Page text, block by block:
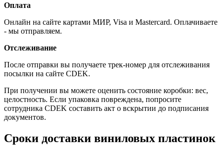
Оплата
Онлайн на сайте картами МИР, Visa и Mastercard. Оплачиваете
- мы отправляем.
Отслеживание
После отправки вы получаете трек-номер для отслеживания
посылки на сайте CDEK.
При получении вы можете оценить состояние коробки: вес,
целостность. Если упаковка повреждена, попросите
сотрудника CDEK составить акт о вскрытии до подписания
документов.
Сроки доставки виниловых пластинок